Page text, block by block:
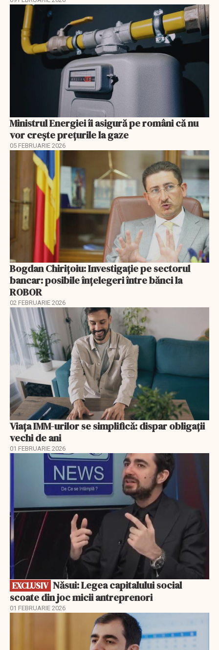
Ministrul Energiei îi asigură pe români că nu
vor creşte preţurile la gaze
05 FEBRUARIE 2026
Bogdan Chirițoiu: Investigație pe sectorul
bancar: posibile înțelegeri între bănci la
ROBOR
02 FEBRUARIE 2026
Viața IMM-urilor se simplifică: dispar obligații
vechi de ani
01 FEBRUARIE 2026
EXCLUSIV
EXCLUSIV
scoate din joc micii antreprenori
01 FEBRUARIE 2026